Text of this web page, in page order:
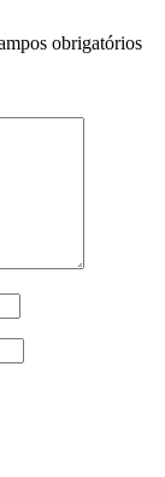
obrigatórios